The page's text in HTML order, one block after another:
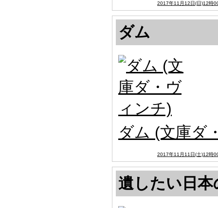
2017年11月12日(日)12時
ダム
ダム (文庫ダ
2017年11月11日(土)12時
遺したい日